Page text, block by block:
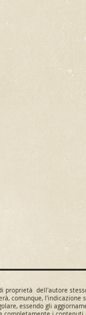
proprietà dell'autore
comunque, l'indicazione
essendo gli